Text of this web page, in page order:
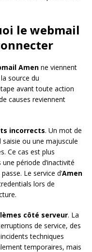
le webmail
Amen ne viennent
source du
avant toute action
causes reviennent
incorrects. Un mot de
ou une majuscule
Ce cas est plus
période d’inactivité
Le service d’Amen
lors de
côté serveur. La
de service, des
techniques
temporaires, mais